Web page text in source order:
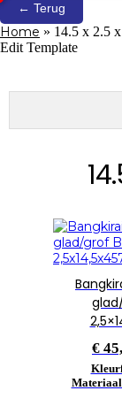
← Terug
Home » 14.5 x 2.5
Edit Template
€